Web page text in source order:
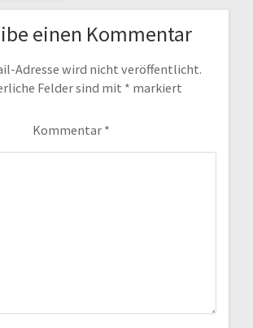
einen Kommentar
Adresse wird nicht veröffentlicht.
Felder sind mit * markiert
Kommentar *